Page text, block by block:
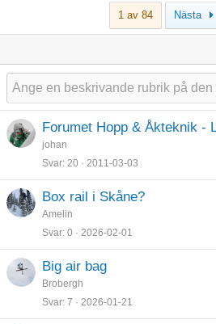
1 av 84 Nästa
Forumet Hopp & Åkteknik -
johan
Svar 20 2011-03-03
Box rail i Skåne?
Amelin
Svar 0 2026-02-01
Big air bag
Brobergh
Svar 7 2026-01-21